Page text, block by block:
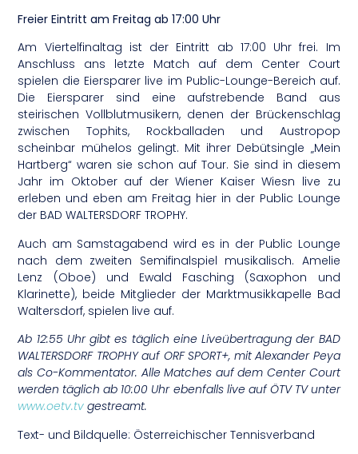
Freier Eintritt am Freitag ab 17:00 Uhr
Am Viertelfinaltag ist der Eintritt ab 17:00 Uhr frei. Im
Anschluss ans letzte Match auf dem Center Court
spielen die Eiersparer live im Public-Lounge-Bereich auf.
Die Eiersparer sind eine aufstrebende Band aus
steirischen Vollblutmusikern, denen der Brückenschlag
zwischen Tophits, Rockballaden und Austropop
scheinbar mühelos gelingt. Mit ihrer Debütsingle „Mein
Hartberg“ waren sie schon auf Tour. Sie sind in diesem
Jahr im Oktober auf der Wiener Kaiser Wiesn live zu
erleben und eben am Freitag hier in der Public Lounge
der BAD WALTERSDORF TROPHY.
Auch am Samstagabend wird es in der Public Lounge
nach dem zweiten Semifinalspiel musikalisch. Amelie
Lenz (Oboe) und Ewald Fasching (Saxophon und
Klarinette), beide Mitglieder der Marktmusikkapelle Bad
Waltersdorf, spielen live auf.
Ab 12:55 Uhr gibt es täglich eine Liveübertragung der BAD
WALTERSDORF TROPHY auf ORF SPORT+, mit Alexander Peya
als Co-Kommentator. Alle Matches auf dem Center Court
werden täglich ab 10:00 Uhr ebenfalls live auf ÖTV TV unter
www.oetv.tv gestreamt.
Text- und Bildquelle: Österreichischer Tennisverband